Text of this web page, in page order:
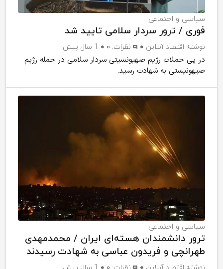
سیاسی و اجتماعی
فوری / ترور سردار سلامی تایید شد
نوشته اقتصاد آنلاین نظرات: ۰ 1 سال پیش
در پی حملات رژیم صهیونسیتی سردار سلامی در حمله رژیم
صیهونیستی به شهادت رسید.
سیاسی و اجتماعی
ترور دانشمندان هسته‌ای ایران / محمدمهدی
طهرانچی و فریدون عباسی به شهادت رسیدند